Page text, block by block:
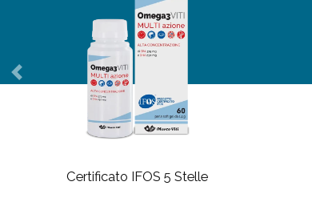
Certificato IFOS 5 Stelle
Previous